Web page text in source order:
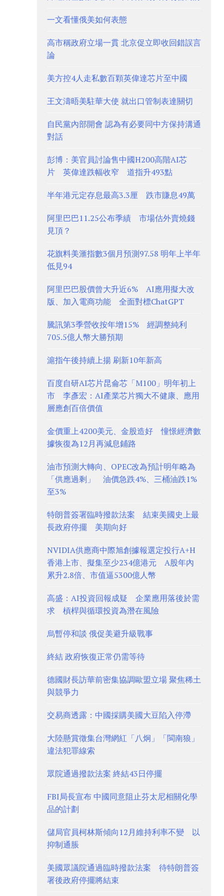
一文看懂俄美如何表態
高市稱政府立場一貫 北京促立即收回錯誤言
論
美方控4人走私數百顆英偉達芯片至中國
王文濤晤美駐華大使 就出口管制表達關切
自民黨內部開會 認為有必要同中方保持溝通
對話
彭博：美官員討論售中國H200高階AI芯
片 英偉達跌幅收窄 道指升493點
半年港元定存息最高3.3厘 跌市賺息49萬
阿里巴巴11.25公布季績 市場估外賣燒錢
見頂？
花旗料美滙指數3個月預測97.58 明年上半年
低見94
阿里巴巴股價曾大升近6% AI應用擬大改
版、加入電商功能 全面對標ChatGPT
騰訊第3季營收按年增15% 經調整純利
705.5億人幣大勝預期
滬指午後持續上揚 刷新10年新高
百度自研AI芯片昆侖芯「M100」明年初上
市 李彥宏：AI產業芯片獨大不健康、應用
層應創百倍價值
金價重上4200美元、金股造好 憧憬經濟數
據恢復為12月再減息鋪路
油市預測大轉向、OPEC改為預計明年略為
「供應過剩」 油價急跌4%、三桶油跌1%
至3%
特朗普簽署臨時撥款法案 結束美國史上最
長政府停擺 美期向好
NVIDIA供應商中際旭創據報選定投行A+H
香港上市、擬集至少234億港元 A股年內
累升2.8倍、市值逼5300億人幣
高盛：AI投資回報成疑 企業應用落後於需
求 槓桿與循環投資為潛在風險
烏暫停和談 俄促美避升級戰事
終結 政府恢復正常仍需等待
德國財長訪華前密集協調歐盟立場 聚焦稀土
與競爭力
交易商透露：中國採購美國大豆陷入停滯
大陸懸賞徵集台灣網紅「八炯」「閩南狼」
違法犯罪線索
眾院通過撥款法案 終結43日停擺
FBI局長宣布 中國同意阻止芬太尼相關化學
品的計劃
儲局官員柯林斯傾向12月維持利率不變 以
抑制通脹
美國眾議院通過臨時撥款法案 待特朗普簽
署後政府停擺將結束